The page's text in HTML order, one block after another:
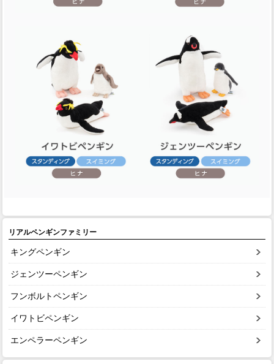
リアルペンギンファミリー
キングペンギン
ジェンツーペンギン
フンボルトペンギン
イワトビペンギン
エンペラーペンギン